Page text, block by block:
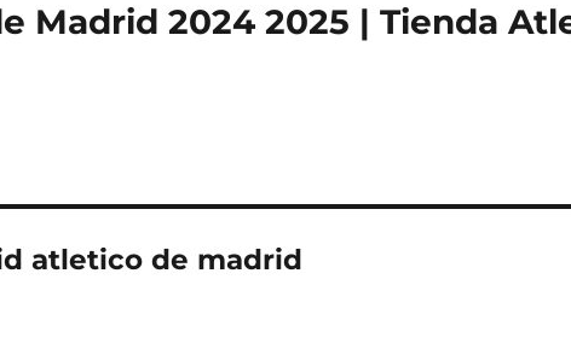
Madrid 2024 2025 | Tienda
atletico de madrid